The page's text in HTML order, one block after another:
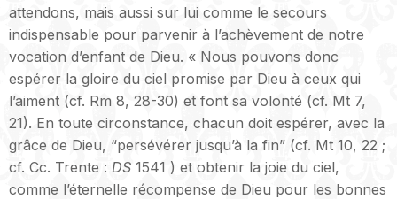
attendons, mais aussi sur lui comme le secours
indispensable pour parvenir à l’achèvement de notre
vocation d’enfant de Dieu. « Nous pouvons donc
espérer la gloire du ciel promise par Dieu à ceux qui
l’aiment (cf. Rm 8, 28-30) et font sa volonté (cf. Mt 7,
21). En toute circonstance, chacun doit espérer, avec la
grâce de Dieu, “persévérer jusqu’à la fin” (cf. Mt 10, 22 ;
cf. Cc. Trente : DS 1541 ) et obtenir la joie du ciel,
comme l’éternelle récompense de Dieu pour les bonnes